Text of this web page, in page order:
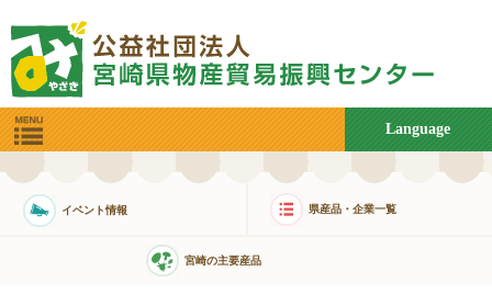
Language
イベント情報 県産品・企業一覧
宮崎の主要産品